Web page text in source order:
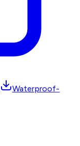
Waterproof-